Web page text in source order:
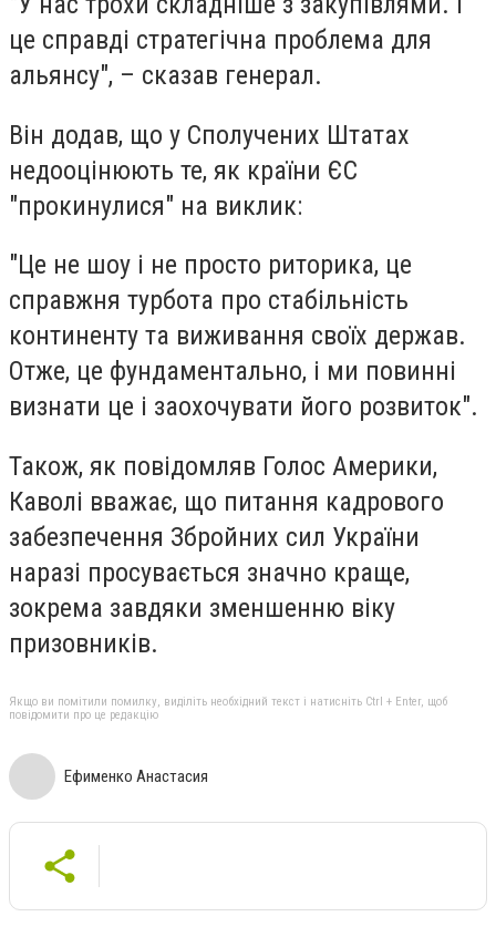
це справді стратегічна проблема для
альянсу", – сказав генерал.
Він додав, що у Сполучених Штатах
недооцінюють те, як країни ЄС
"прокинулися" на виклик:
"Це не шоу і не просто риторика, це
справжня турбота про стабільність
континенту та виживання своїх держав.
Отже, це фундаментально, і ми повинні
визнати це і заохочувати його розвиток".
Також, як повідомляв Голос Америки,
Каволі вважає, що питання кадрового
забезпечення Збройних сил України
наразі просувається значно краще,
зокрема завдяки зменшенню віку
призовників.
Якщо ви помітили помилку, виділіть необхідний текст і натисніть Ctrl + Enter, щоб
повідомити про це редакцію
Ефименко Анастасия